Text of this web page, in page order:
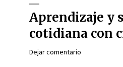
Aprendizaje y
cotidiana con
Dejar comentario